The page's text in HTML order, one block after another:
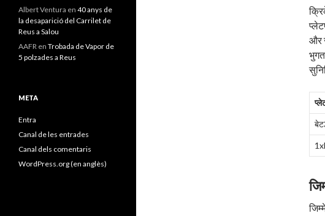
और
Albert Ventura en 40 anys de
la desaparició del Carrilet de
Reus a Salou
AAFR en Trobada de Vapor de
5 polzades a Reus
META
Entra
Canal de les entrades
Canal dels comentaris
WordPress.org (en anglès)